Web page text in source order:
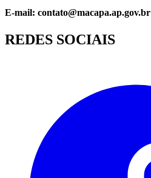
E-mail: contato@macapa.ap.gov.br
REDES SOCIAIS